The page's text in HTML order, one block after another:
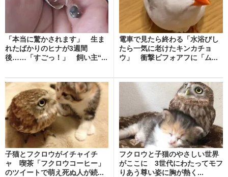
「本当に驚かされます」 生ま
れたばかりのヒナが3週間
後……「すごっ！」 飼い主“...
電車で見たら終わる「水浴びし
たら一気に老けたキンカチョ
ウ」 衝撃ビフォアフに「ム...
子猫とフクロウがイチャイチ
ャ 喫茶「フクロウコーヒー」
のツイートで萌え死ぬ人が続...
フクロウと子猫のやさしい世界
がここに 3世代にわたってモフ
りあう尊い姿に胸が熱く...